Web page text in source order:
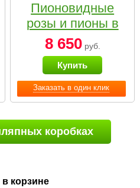
Заказать в один клик
Пионовидные
розы и пионы в
белой коробке
Small
8 650руб.
Купить
коробках
корзине